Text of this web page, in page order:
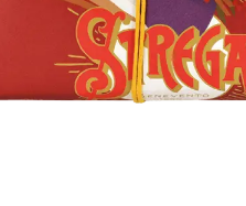
Caffitaly Pop
Uno System
Offerte